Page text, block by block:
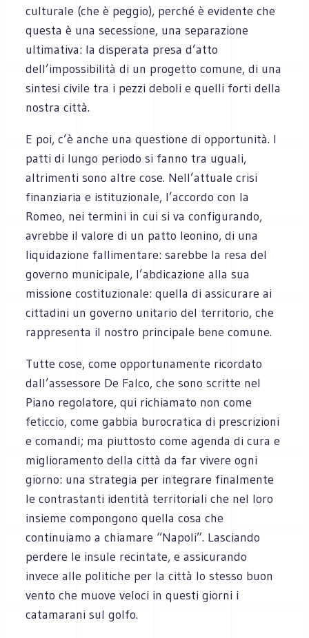
culturale (che è peggio), perché è evidente che
questa è una secessione, una separazione
ultimativa: la disperata presa d’atto
dell’impossibilità di un progetto comune, di una
sintesi civile tra i pezzi deboli e quelli forti della
nostra città.
E poi, c’è anche una questione di opportunità. I
patti di lungo periodo si fanno tra uguali,
altrimenti sono altre cose. Nell’attuale crisi
finanziaria e istituzionale, l’accordo con la
Romeo, nei termini in cui si va configurando,
avrebbe il valore di un patto leonino, di una
liquidazione fallimentare: sarebbe la resa del
governo municipale, l’abdicazione alla sua
missione costituzionale: quella di assicurare ai
cittadini un governo unitario del territorio, che
rappresenta il nostro principale bene comune.
Tutte cose, come opportunamente ricordato
dall’assessore De Falco, che sono scritte nel
Piano regolatore, qui richiamato non come
feticcio, come gabbia burocratica di prescrizioni
e comandi; ma piuttosto come agenda di cura e
miglioramento della città da far vivere ogni
giorno: una strategia per integrare finalmente
le contrastanti identità territoriali che nel loro
insieme compongono quella cosa che
continuiamo a chiamare “Napoli”. Lasciando
perdere le insule recintate, e assicurando
invece alle politiche per la città lo stesso buon
vento che muove veloci in questi giorni i
catamarani sul golfo.